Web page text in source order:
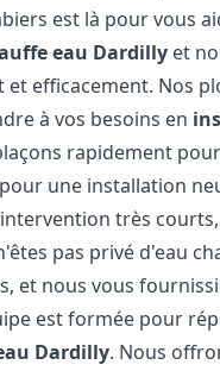
est là pour vous
eau Dardilly et
efficacement. Nos
à vos besoins en
rapidement
une installation
très
pas privé d'eau
nous vous
est formée pour
Dardilly. Nous